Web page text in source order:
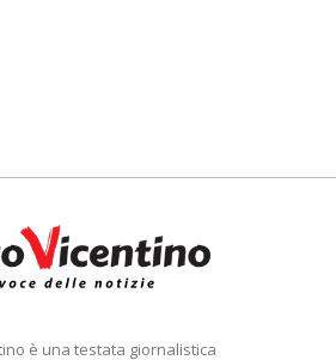
è una testata giornalistica